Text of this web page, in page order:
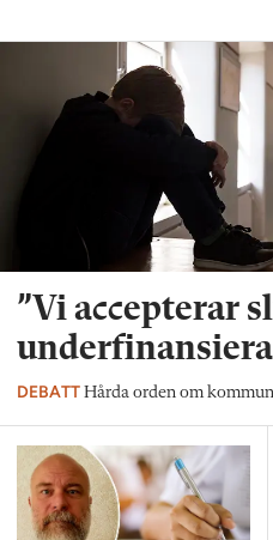
”Vi accepterar
DEBATT Hårda orden om